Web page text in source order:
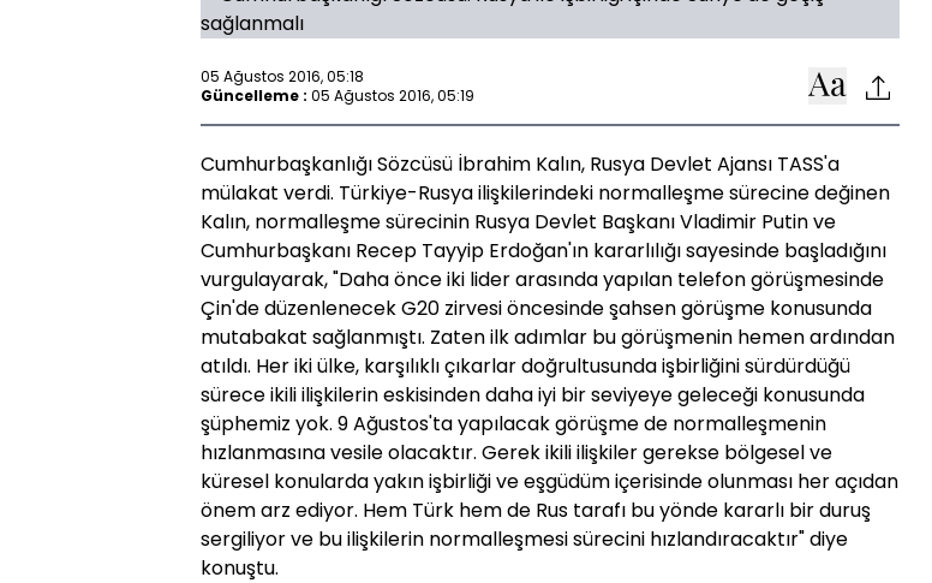
05 Ağustos 2016, 05:18
Güncelleme : 05 Ağustos 2016, 05:19
Cumhurbaşkanlığı Sözcüsü İbrahim Kalın, Rusya Devlet Ajansı TASS'a
mülakat verdi. Türkiye-Rusya ilişkilerindeki normalleşme sürecine değinen
Kalın, normalleşme sürecinin Rusya Devlet Başkanı Vladimir Putin ve
Cumhurbaşkanı Recep Tayyip Erdoğan'ın kararlılığı sayesinde başladığını
vurgulayarak, "Daha önce iki lider arasında yapılan telefon görüşmesinde
Çin'de düzenlenecek G20 zirvesi öncesinde şahsen görüşme konusunda
mutabakat sağlanmıştı. Zaten ilk adımlar bu görüşmenin hemen ardından
atıldı. Her iki ülke, karşılıklı çıkarlar doğrultusunda işbirliğini sürdürdüğü
sürece ikili ilişkilerin eskisinden daha iyi bir seviyeye geleceği konusunda
şüphemiz yok. 9 Ağustos'ta yapılacak görüşme de normalleşmenin
hızlanmasına vesile olacaktır. Gerek ikili ilişkiler gerekse bölgesel ve
küresel konularda yakın işbirliği ve eşgüdüm içerisinde olunması her açıdan
önem arz ediyor. Hem Türk hem de Rus tarafı bu yönde kararlı bir duruş
sergiliyor ve bu ilişkilerin normalleşmesi sürecini hızlandıracaktır" diye
konuştu.